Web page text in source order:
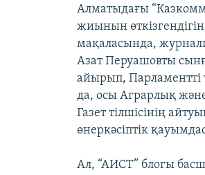
Алматыдағы
жиынын
мақаласында,
Азат Перуашовты
айырып, Парламентті
да, осы Аграрлық
Газет тілшісінің
өнеркәсіптік
Ал, “АИСТ” блогы